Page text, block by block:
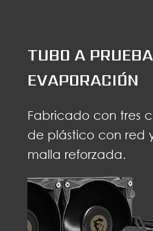
TUBO A
EVAPORACIÓN
Fabricado con tres
de plástico con red
malla reforzada.